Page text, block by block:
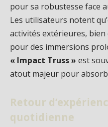
pour sa robustesse face
Les utilisateurs notent
activités extérieures, bien
pour des immersions
« Impact Truss » est
atout majeur pour
Retour
quotidienne